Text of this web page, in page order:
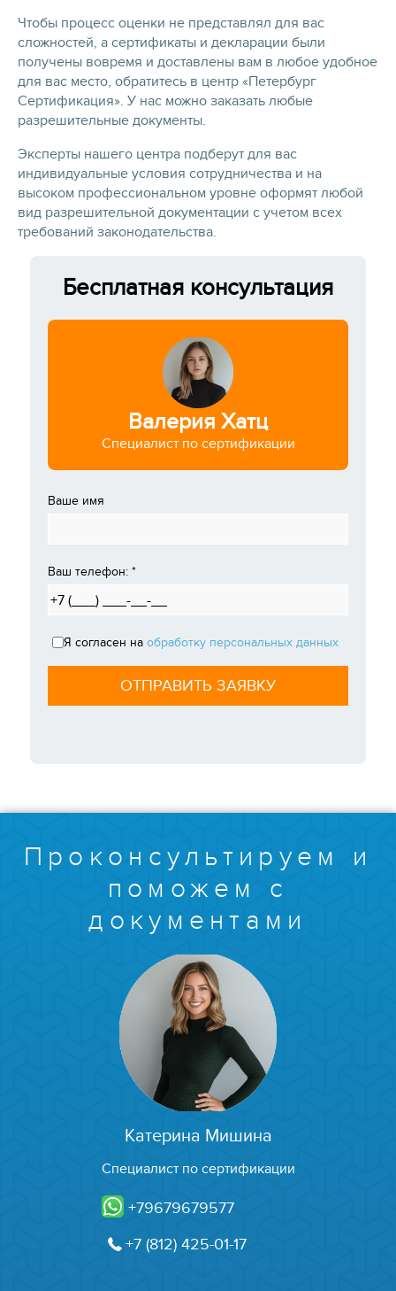
Чтобы процесс оценки не представлял для вас
сложностей, а сертификаты и декларации были
получены вовремя и доставлены вам в любое удобное
для вас место, обратитесь в центр «Петербург
Сертификация». У нас можно заказать любые
разрешительные документы.
Эксперты нашего центра подберут для вас
индивидуальные условия сотрудничества и на
высоком профессиональном уровне оформят любой
вид разрешительной документации с учетом всех
требований законодательства.
Бесплатная консультация
Валерия Хатц
Специалист по сертификации
Ваше имя
Ваш телефон: *
Я согласен на обработку персональных данных
Проконсультируем и
поможем с
документами
Катерина Мишина
Специалист по сертификации
+79679679577
+7 (812) 425-01-17